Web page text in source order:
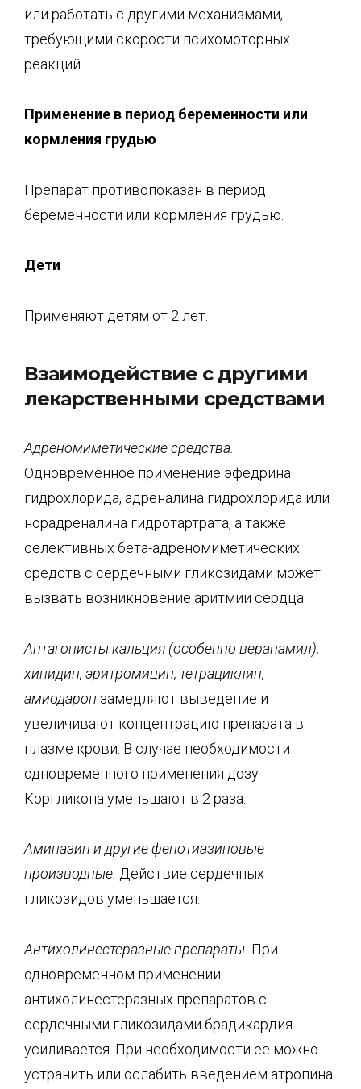
или работать с другими механизмами,
требующими скорости психомоторных
реакций.
Применение в период беременности или
кормления грудью
Препарат противопоказан в период
беременности или кормления грудью.
Дети
Применяют детям от 2 лет.
Взаимодействие с другими
лекарственными средствами
Адреномиметические средства.
Одновременное применение эфедрина
гидрохлорида, адреналина гидрохлорида или
норадреналина гидротартрата, а также
селективных бета-адреномиметических
средств с сердечными гликозидами может
вызвать возникновение аритмии сердца.
Антагонисты кальция (особенно верапамил),
хинидин, эритромицин, тетрациклин,
амиодарон замедляют выведение и
увеличивают концентрацию препарата в
плазме крови. В случае необходимости
одновременного применения дозу
Коргликона уменьшают в 2 раза.
Аминазин и другие фенотиазиновые
производные. Действие сердечных
гликозидов уменьшается.
Антихолинестеразные препараты. При
одновременном применении
антихолинестеразных препаратов с
сердечными гликозидами брадикардия
усиливается. При необходимости ее можно
устранить или ослабить введением атропина